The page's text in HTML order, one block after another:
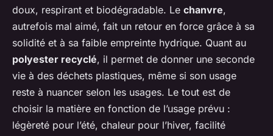
doux, respirant et biodégradable. Le chanvre,
autrefois mal aimé, fait un retour en force grâce à sa
solidité et à sa faible empreinte hydrique. Quant au
polyester recyclé, il permet de donner une seconde
vie à des déchets plastiques, même si son usage
reste à nuancer selon les usages. Le tout est de
choisir la matière en fonction de l’usage prévu :
légèreté pour l’été, chaleur pour l’hiver, facilité